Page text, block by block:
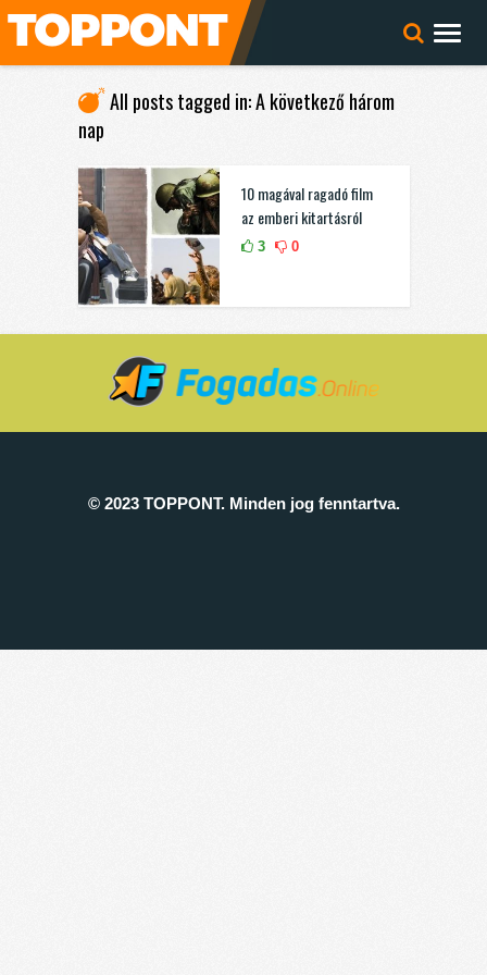
All posts tagged in: A következő három
nap
10 magával ragadó film
az emberi kitartásról
3 0
© 2023 TOPPONT. Minden jog fenntartva.